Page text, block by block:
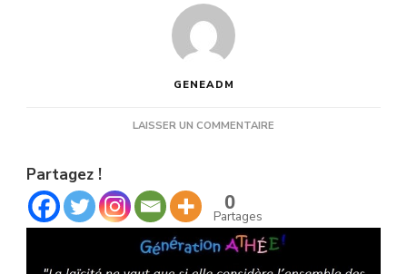
GENEADM
LAISSER UN COMMENTAIRE
SI
ELLE
Partagez !
0
Partages